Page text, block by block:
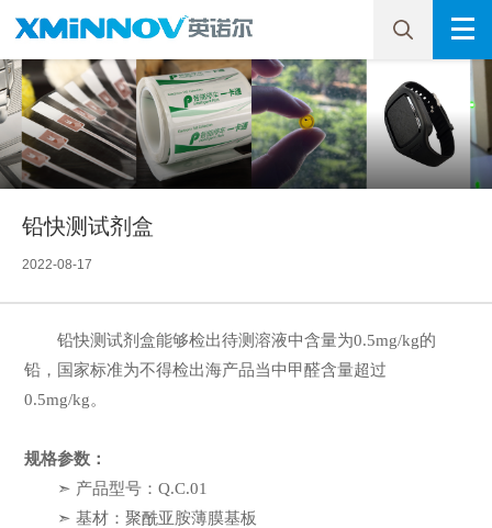
铅快测试剂盒
2022-08-17
铅快测试剂盒能够检出待测溶液中含量为0.5mg/kg的
铅，国家标准为不得检出海产品当中甲醛含量超过
0.5mg/kg。
规格参数：
➣ 产品型号：Q.C.01
➣ 基材：聚酰亚胺薄膜基板